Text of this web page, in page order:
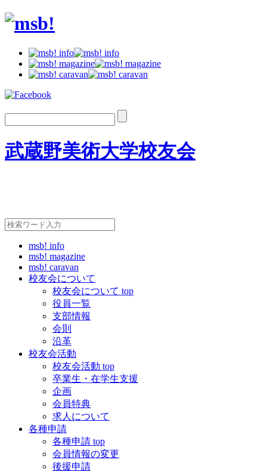
武蔵野美術大学校友会
msb! info
msb! magazine
msb! caravan
校友会について
校友会について top
役員一覧
支部情報
会則
沿革
校友会活動
校友会活動 top
卒業生・在学生支援
企画
会員特典
求人について
各種申請
各種申請 top
会員情報の変更
後援申請